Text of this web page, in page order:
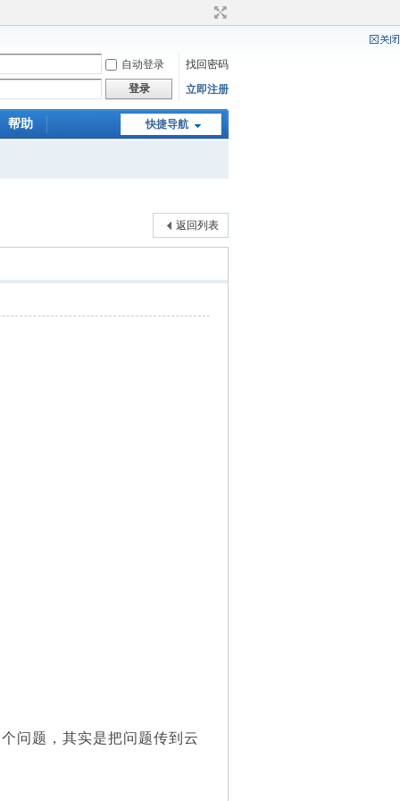
自动登录
找回密码
登录 立即注册
快捷导航
帮助
返回列表
问题，其实是把问题传到云